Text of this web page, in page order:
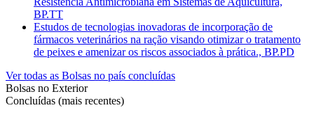
BP.TT
Estudos de tecnologias inovadoras de incorporação de
fármacos veterinários na ração visando otimizar o tratamento
de peixes e amenizar os riscos associados à prática., BP.PD
Ver todas as Bolsas no país concluídas
Bolsas no Exterior
Concluídas (mais recentes)